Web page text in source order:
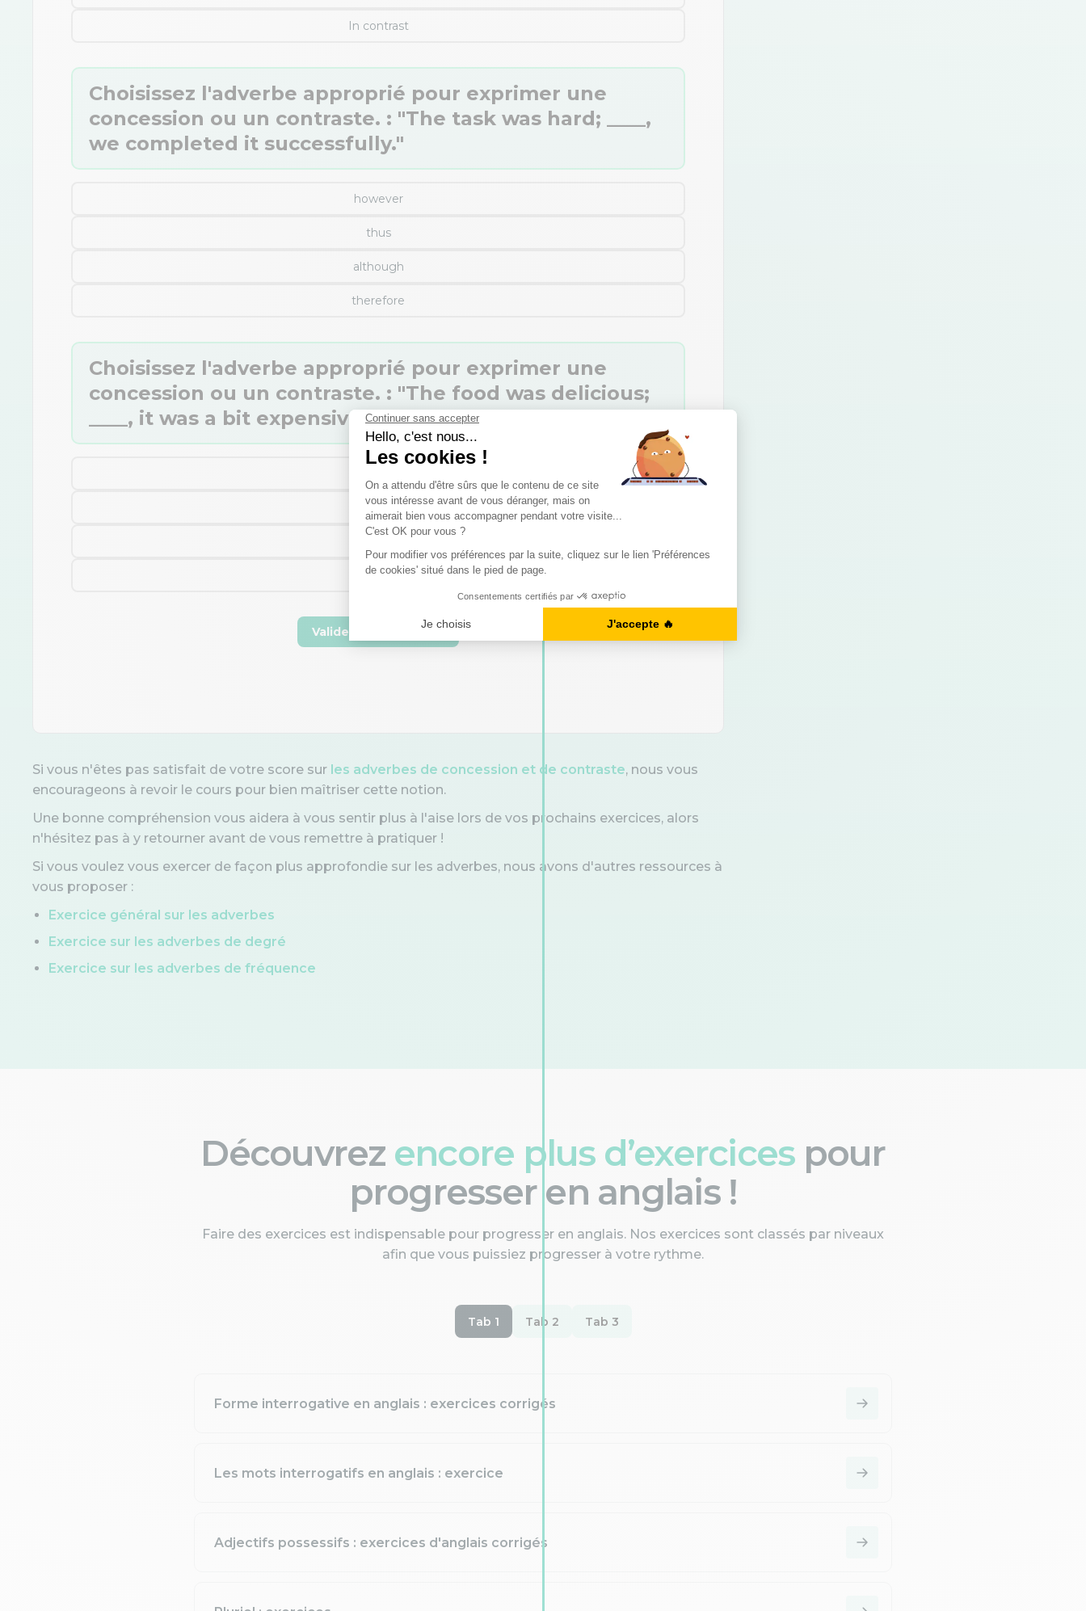
In contrast
Choisissez l'adverbe approprié pour exprimer une
concession ou un contraste. : "The task was hard; ____,
we completed it successfully."
however
thus
although
therefore
Choisissez l'adverbe approprié pour exprimer une
concession ou un contraste. : "The food was delicious;
____, it was a bit expensive."
however
so
Valider mes réponses
Si vous n'êtes pas satisfait de votre score sur les adverbes de concession et de contraste, nous vous
encourageons à revoir le cours pour bien maîtriser cette notion.
Une bonne compréhension vous aidera à vous sentir plus à l'aise lors de vos prochains exercices, alors
n'hésitez pas à y retourner avant de vous remettre à pratiquer !
Si vous voulez vous exercer de façon plus approfondie sur les adverbes, nous avons d'autres ressources à
vous proposer :
Exercice général sur les adverbes
Exercice sur les adverbes de degré
Exercice sur les adverbes de fréquence
Découvrez encore plus d’exercicespour
progresser en anglais !
Faire des exercices est indispensable pour progresser en anglais. Nos exercices sont classés par niveaux
afin que vous puissiez progresser à votre rythme.
Tab 1 Tab 2 Tab 3
Forme interrogative en anglais : exercices corrigés
Les mots interrogatifs en anglais : exercice
Adjectifs possessifs : exercices d'anglais corrigés